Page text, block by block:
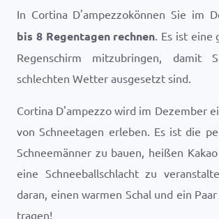
In Cortina D'ampezzokönnen Sie im
bis 8 Regentagen rechnen. Es ist eine
Regenschirm mitzubringen, damit
schlechten Wetter ausgesetzt sind.
Cortina D'ampezzo wird im Dezember
von Schneetagen erleben. Es ist die
Schneemänner zu bauen, heißen
eine Schneeballschlacht zu
daran, einen warmen Schal und ein
tragen!